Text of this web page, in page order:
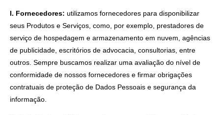
I. Fornecedores: utilizamos fornecedores para disponibilizar
seus Produtos e Serviços, como, por exemplo, prestadores de
serviço de hospedagem e armazenamento em nuvem, agências
de publicidade, escritórios de advocacia, consultorias, entre
outros. Sempre buscamos realizar uma avaliação do nível de
conformidade de nossos fornecedores e firmar obrigações
contratuais de proteção de Dados Pessoais e segurança da
informação.